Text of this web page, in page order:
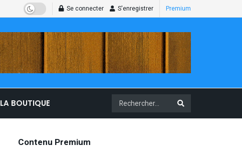
Se connecter S'enregistrer Premium
LA BOUTIQUE
Contenu Premium